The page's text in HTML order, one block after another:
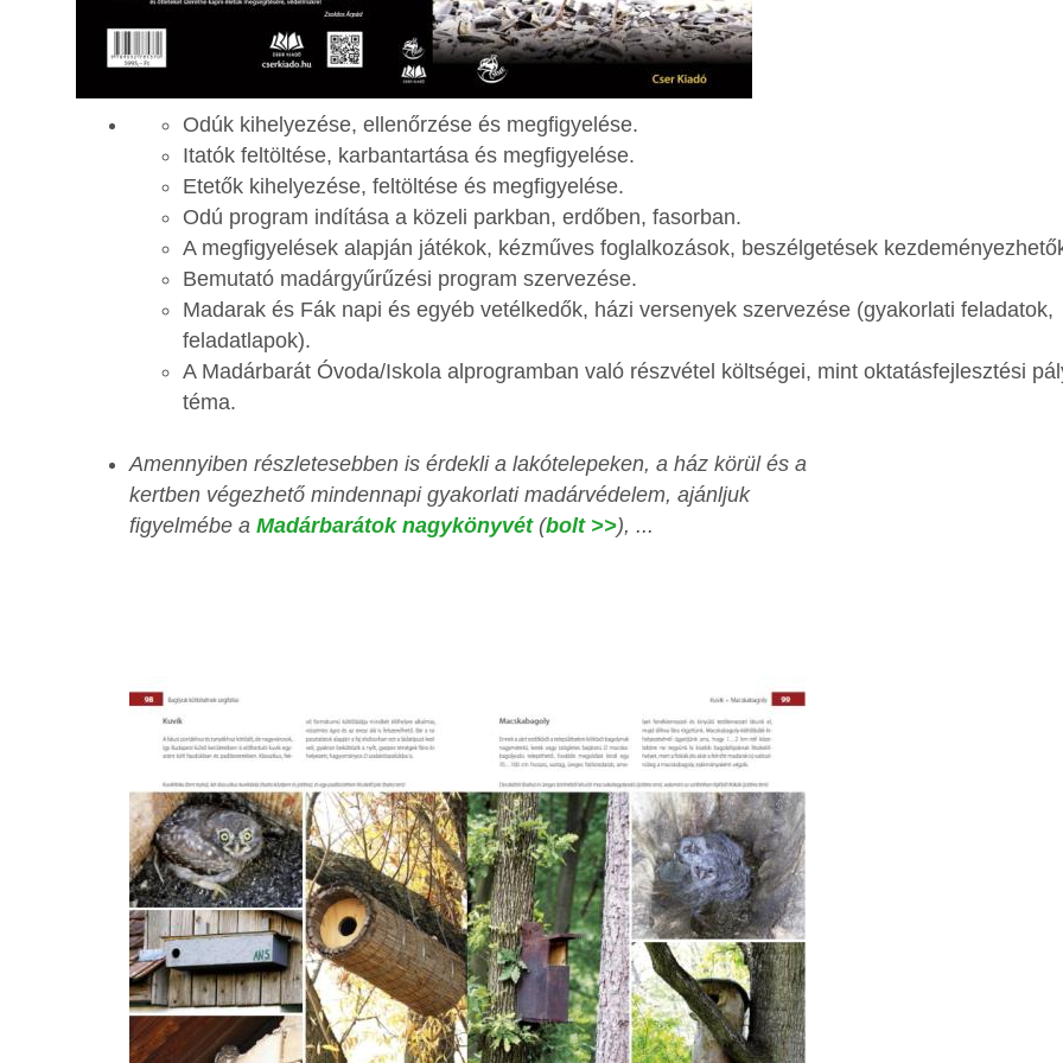
Odúk kihelyezése, ellenőrzése és megfigyelése.
Itatók feltöltése, karbantartása és megfigyelése.
Etetők kihelyezése, feltöltése és megfigyelése.
Odú program indítása a közeli parkban, erdőben, fasorban.
A megfigyelések alapján játékok, kézműves foglalkozások, beszélgetések
Bemutató madárgyűrűzési program szervezése.
Madarak és Fák napi és egyéb vetélkedők, házi versenyek szervezése (gyakorlati feladatok,
feladatlapok).
A Madárbarát Óvoda/Iskola alprogramban való részvétel költségei, mint oktatásfejlesztési
téma.
Amennyiben részletesebben is érdekli a lakótelepeken, a ház körül és a
kertben végezhető mindennapi gyakorlati madárvédelem, ajánljuk
figyelmébe a Madárbarátok nagykönyvét(bolt >>), ...